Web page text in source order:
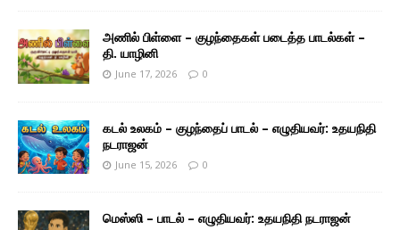
அணில் பிள்ளை – குழந்தைகள் படைத்த பாடல்கள் –
தி. யாழினி
June 17, 2026 0
கடல் உலகம் – குழந்தைப் பாடல் – எழுதியவர்: உதயநிதி
நடராஜன்
June 15, 2026 0
மெஸ்ஸி – பாடல் – எழுதியவர்: உதயநிதி நடராஜன்